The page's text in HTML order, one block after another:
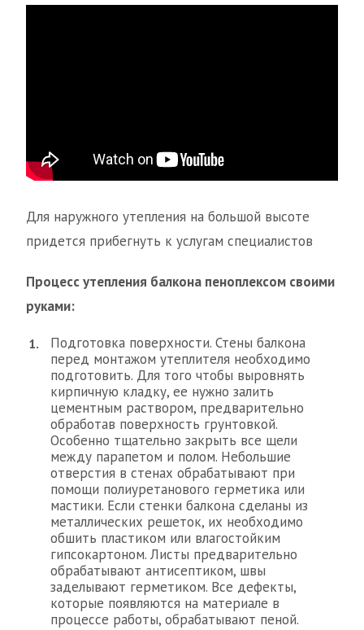
Для наружного утепления на большой высоте
придется прибегнуть к услугам специалистов
Процесс утепления балкона пеноплексом своими
руками:
Подготовка поверхности. Стены балкона
перед монтажом утеплителя необходимо
подготовить. Для того чтобы выровнять
кирпичную кладку, ее нужно залить
цементным раствором, предварительно
обработав поверхность грунтовкой.
Особенно тщательно закрыть все щели
между парапетом и полом. Небольшие
отверстия в стенах обрабатывают при
помощи полиуретанового герметика или
мастики. Если стенки балкона сделаны из
металлических решеток, их необходимо
обшить пластиком или влагостойким
гипсокартоном. Листы предварительно
обрабатывают антисептиком, швы
заделывают герметиком. Все дефекты,
которые появляются на материале в
процессе работы, обрабатывают пеной.